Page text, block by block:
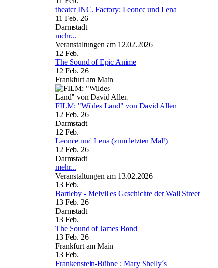
theater INC. Factory: Leonce und Lena
11 Feb. 26
Darmstadt
mehr...
Veranstaltungen am 12.02.2026
12 Feb.
The Sound of Epic Anime
12 Feb. 26
Frankfurt am Main
FILM: "Wildes Land" von David Allen
12 Feb. 26
Darmstadt
12 Feb.
Leonce und Lena (zum letzten Mal!)
12 Feb. 26
Darmstadt
mehr...
Veranstaltungen am 13.02.2026
13 Feb.
Bartleby - Melvilles Geschichte der Wall Street
13 Feb. 26
Darmstadt
13 Feb.
The Sound of James Bond
13 Feb. 26
Frankfurt am Main
13 Feb.
Frankenstein-Bühne : Mary Shelly´s